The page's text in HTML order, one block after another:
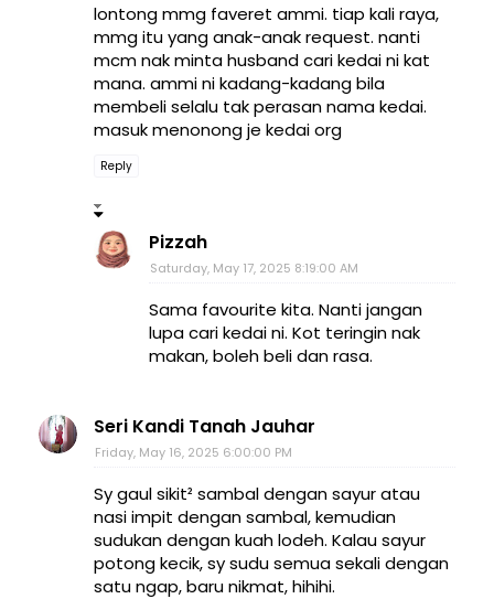
lontong mmg faveret ammi. tiap kali raya,
mmg itu yang anak-anak request. nanti
mcm nak minta husband cari kedai ni kat
mana. ammi ni kadang-kadang bila
membeli selalu tak perasan nama kedai.
masuk menonong je kedai org
Reply
Pizzah
Saturday, May 17, 2025 8:19:00 AM
Sama favourite kita. Nanti jangan
lupa cari kedai ni. Kot teringin nak
makan, boleh beli dan rasa.
Seri Kandi Tanah Jauhar
Friday, May 16, 2025 6:00:00 PM
Sy gaul sikit² sambal dengan sayur atau
nasi impit dengan sambal, kemudian
sudukan dengan kuah lodeh. Kalau sayur
potong kecik, sy sudu semua sekali dengan
satu ngap, baru nikmat, hihihi.